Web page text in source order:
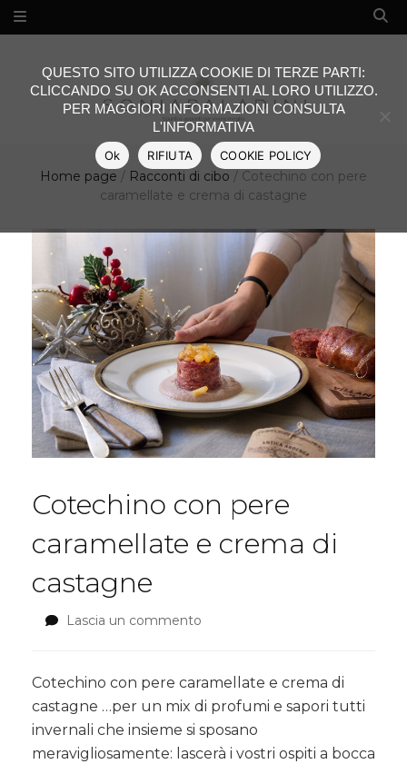
Home page / Racconti di cibo / Cotechino con pere
caramellate e crema di castagne
Cotechino con pere
caramellate e crema di
castagne
Lascia un commento
pere
caramellate
e
crema
di
Cotechino con pere caramellate e crema di
castagne …per un mix di profumi e sapori tutti
invernali che insieme si sposano
meravigliosamente: lascerà i vostri ospiti a bocca
QUESTO SITO UTILIZZA COOKIE DI TERZE PARTI:
CLICCANDO SU OK ACCONSENTI AL LORO UTILIZZO.
PER MAGGIORI INFORMAZIONI CONSULTA
L'INFORMATIVA
Ok RIFIUTA COOKIE POLICY